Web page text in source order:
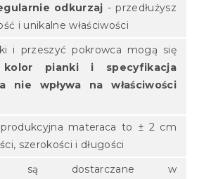
odkurzaj - przedłużysz
i unikalne właściwości
i przeszyć pokrowca mogą się
kolor pianki i specyfikacja
nie wpływa na właściwości
produkcyjna materaca to ± 2 cm
szerokości i długości
są dostarczane w